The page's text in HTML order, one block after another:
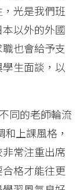
光是我們班
以外的外國
也會給予支
生面談，以
同的老師輪流
上課風格，
常注重出席
格才能往更